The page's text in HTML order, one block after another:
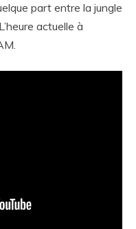
part entre la jungle
actuelle à